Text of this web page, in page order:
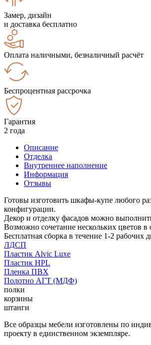
Замер, дизайн
и доставка бесплатно
Оплата наличными, безналичный расчёт
Беспроцентная рассрочка
Гарантия
2 года
Описание
Отделка
Внутреннее наполнение
Информация
Отзывы
Готовы изготовить шкафы-купе любого
конфигурации.
Декор и отделку фасадов можно
Возможно сочетание нескольких цветов в
Бесплатная сборка в течение 1-2 рабочих
ЛДСП
Пластик Alvic Luxe
Пластик HPL
Пленка ПВХ
Полотно АГТ (МДФ)
полки
корзины
штанги
Все образцы мебели изготовлены по
проекту в единственном экземпляре.